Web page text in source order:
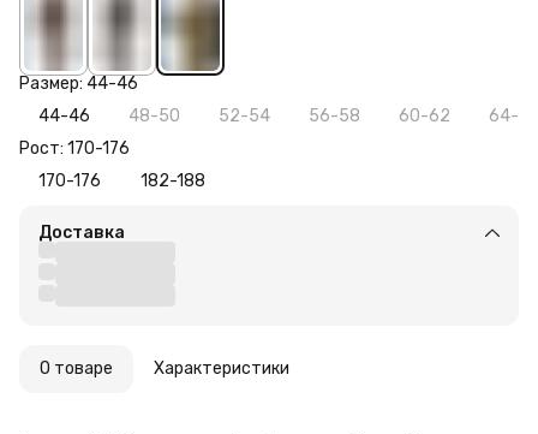
Размер: 44-46
44-46
48-50 52-54 56-58 60-62
64-
Рост: 170-176
170-176
182-188
Доставка
О товаре Характеристики